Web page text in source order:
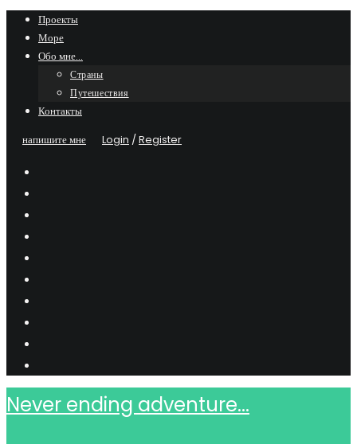
Skip
content
Проекты
Море
Обо мне…
Страны
Путешествия
Контакты
напишите мне
Login /Register
Never ending adventure...